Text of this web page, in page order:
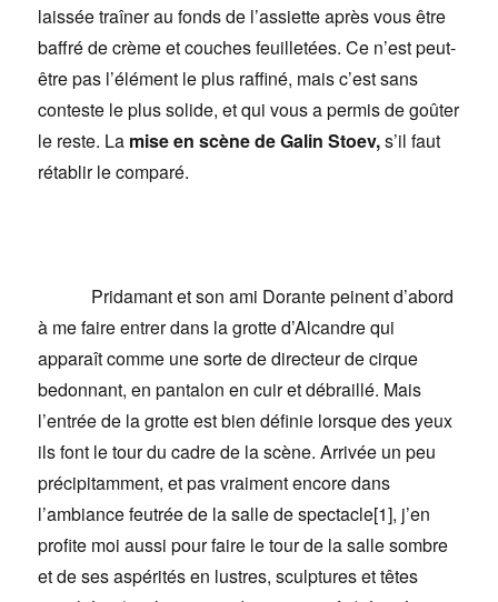
laissée traîner au fonds de l’assiette après vous être
baffré de crème et couches feuilletées. Ce n’est peut-
être pas l’élément le plus raffiné, mais c’est sans
conteste le plus solide, et qui vous a permis de goûter
le reste. La mise en scène de Galin Stoev,s’il faut
rétablir le comparé.
Pridamant et son ami Dorante peinent d’abord
à me faire entrer dans la grotte d’Alcandre qui
apparaît comme une sorte de directeur de cirque
bedonnant, en pantalon en cuir et débraillé. Mais
l’entrée de la grotte est bien définie lorsque des yeux
ils font le tour du cadre de la scène. Arrivée un peu
précipitamment, et pas vraiment encore dans
l’ambiance feutrée de la salle de spectacle[1], j’en
profite moi aussi pour faire le tour de la salle sombre
et de ses aspérités en lustres, sculptures et têtes